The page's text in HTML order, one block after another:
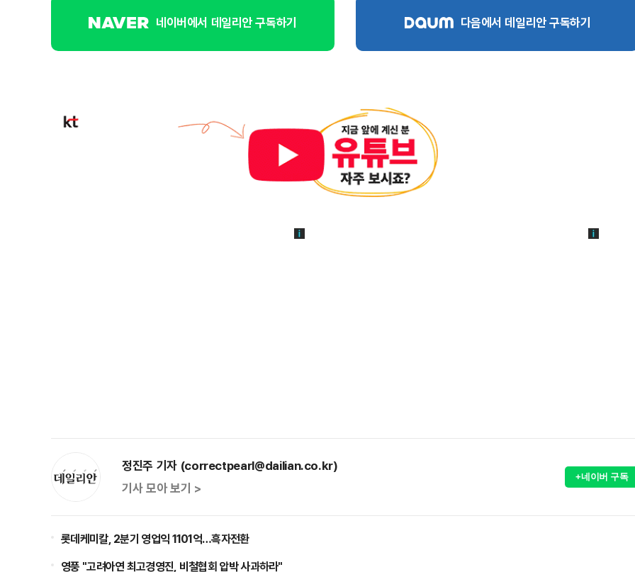
네이버에서 데일리안 구독하기 다음에서 데일리안 구독하기
정진주 기자 (correctpearl@dailian.co.kr)
기사 모아 보기 >
+네이버 구독
롯데케미칼, 2분기 영업익 1101억…흑자전환
영풍 "고려아연 최고경영진, 비철협회 압박 사과하라"